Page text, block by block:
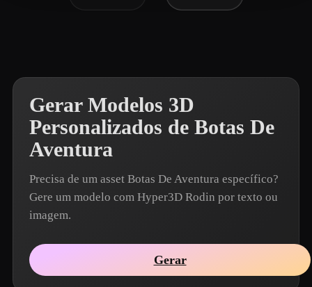
Gerar Modelos 3D
Personalizados de Botas De
Aventura
Precisa de um asset Botas De Aventura específico?
Gere um modelo com Hyper3D Rodin por texto ou
imagem.
Gerar